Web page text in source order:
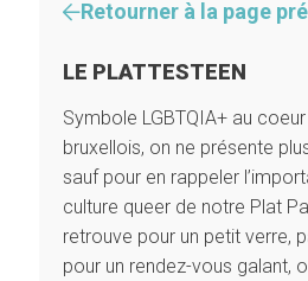
Retourner à la page
LE PLATTESTEEN
Symbole LGBTQIA+ au
bruxellois, on ne présente
sauf pour en rappeler
culture queer de notre Plat
retrouve pour un petit verre,
pour un rendez-vous galant,